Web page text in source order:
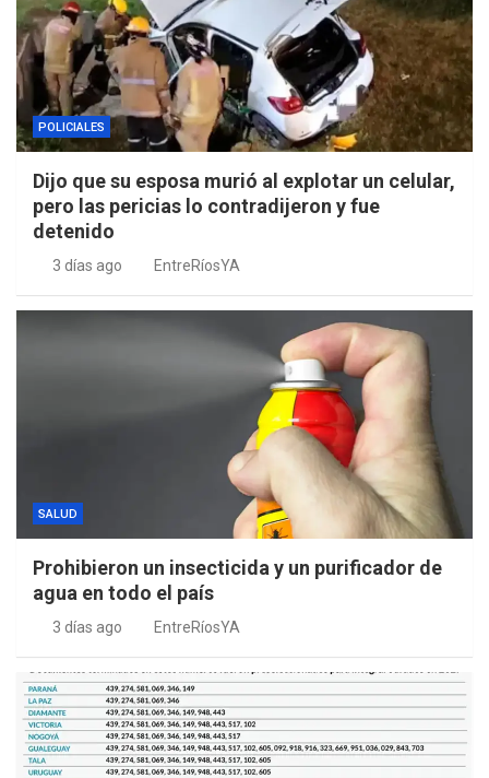
POLICIALES
Dijo que su esposa murió al explotar un celular,
pero las pericias lo contradijeron y fue
detenido
3 días ago EntreRíosYA
SALUD
Prohibieron un insecticida y un purificador de
agua en todo el país
3 días ago EntreRíosYA